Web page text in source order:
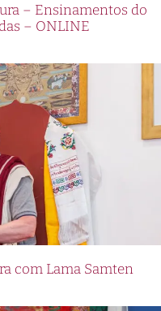
– Ensinamentos do
– ONLINE
com Lama Samten